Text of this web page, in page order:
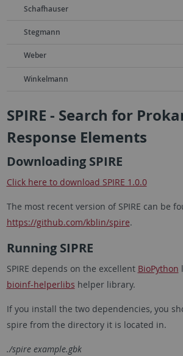
Schafhauser
Stegmann
Weber
Winkelmann
SPIRE - Search for
Response Elements
Downloading SPIRE
Click here to download SPIRE 1.0.0
The most recent version of SPIRE can be
https://github.com/kblin/spire.
Running SIPRE
SPIRE depends on the excellent BioPython
bioinf-helperlibs helper library.
If you install the two dependencies, you
spire from the directory it is located in.
./spire example.gbk